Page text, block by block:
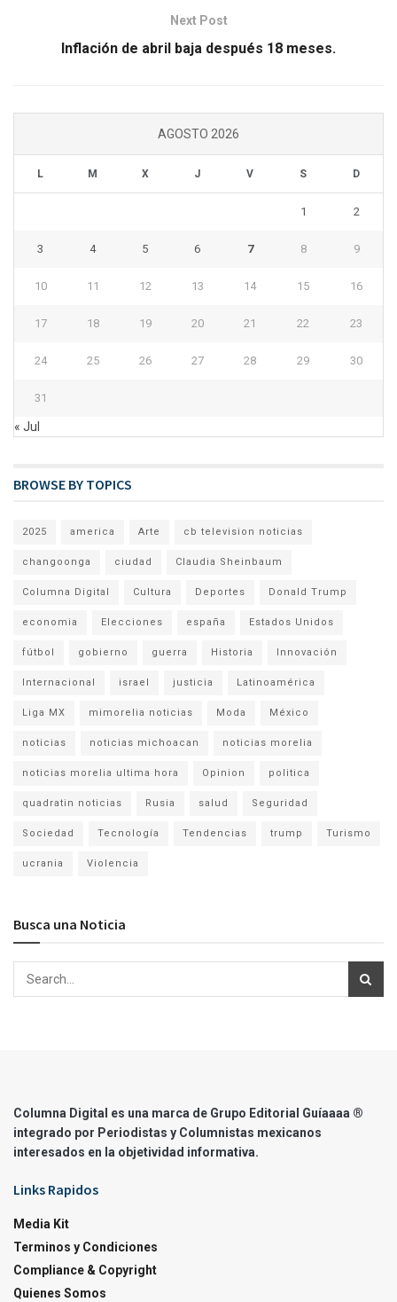
Next Post
Inflación de abril baja después 18 meses.
AGOSTO 2026
L M X J V S D
1 2
3 4 5 6 7 8 9
10 11 12 13 14 15 16
17 18 19 20 21 22 23
24 25 26 27 28 29 30
31
« Jul
BROWSE BY TOPICS
2025 america Arte cb television noticias
changoonga ciudad Claudia Sheinbaum
Columna Digital Cultura Deportes Donald Trump
economia Elecciones españa Estados Unidos
fútbol gobierno guerra Historia Innovación
Internacional israel justicia Latinoamérica
Liga MX mimorelia noticias Moda México
noticias noticias michoacan noticias morelia
noticias morelia ultima hora Opinion politica
quadratin noticias Rusia salud Seguridad
Sociedad Tecnología Tendencias trump Turismo
ucrania Violencia
Busca una Noticia
Columna Digital es una marca de Grupo Editorial Guíaaaa ®
integrado por Periodistas y Columnistas mexicanos
interesados en la objetividad informativa.
Links Rapidos
Media Kit
Terminos y Condiciones
Compliance & Copyright
Quienes Somos